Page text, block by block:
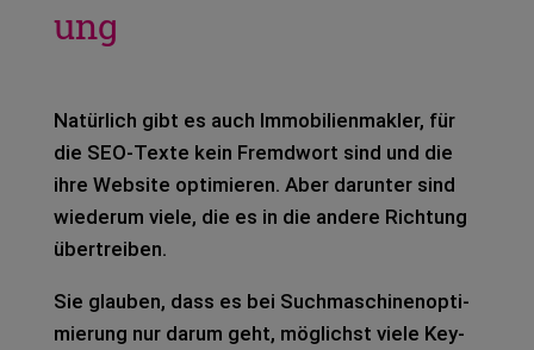
ung
Natür­lich gibt es auch Immo­bi­li­en­mak­ler, für
die SEO-Texte kein Fremd­wort sind und die
ihre Web­site opti­mie­ren. Aber dar­un­ter sind
wie­der­um viele, die es in die ande­re Rich­tung
über­trei­ben.
Sie glau­ben, dass es bei Such­ma­schi­nen­op­ti­
mie­rung nur darum geht, mög­lichst viele Key­